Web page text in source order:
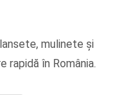
mulinete și
rapidă în România.